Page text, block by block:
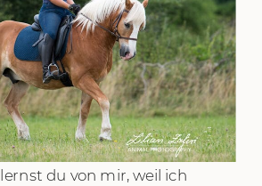
du von mir, weil ich